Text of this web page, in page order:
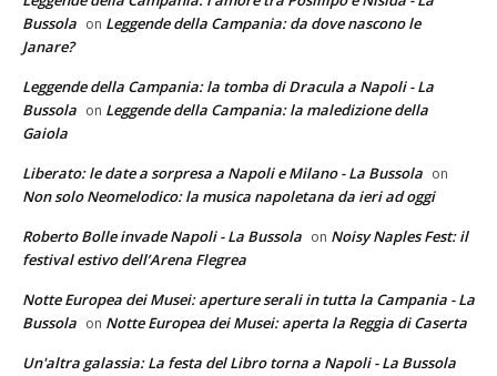
Bussola on Leggende della Campania: da dove nascono le
Janare?
Leggende della Campania: la tomba di Dracula a Napoli - La
Bussola on Leggende della Campania: la maledizione della
Gaiola
Liberato: le date a sorpresa a Napoli e Milano - La Bussola on
Non solo Neomelodico: la musica napoletana da ieri ad oggi
Roberto Bolle invade Napoli - La Bussola on Noisy Naples Fest: il
festival estivo dell’Arena Flegrea
Notte Europea dei Musei: aperture serali in tutta la Campania - La
Bussola on Notte Europea dei Musei: aperta la Reggia di Caserta
Un'altra galassia: La festa del Libro torna a Napoli - La Bussola